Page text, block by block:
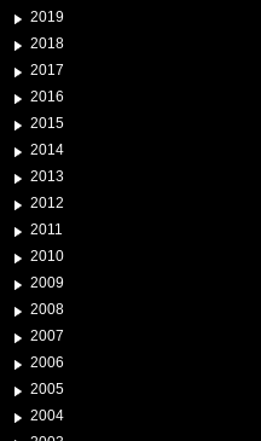
2019
2018
2017
2016
2015
2014
2013
2012
2011
2010
2009
2008
2007
2006
2005
2004